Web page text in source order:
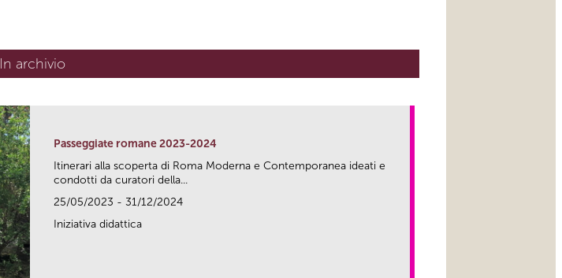
In archivio
Passeggiate romane 2023-2024
Itinerari alla scoperta di Roma Moderna e Contemporanea ideati e
condotti da curatori della...
25/05/2023 - 31/12/2024
Iniziativa didattica